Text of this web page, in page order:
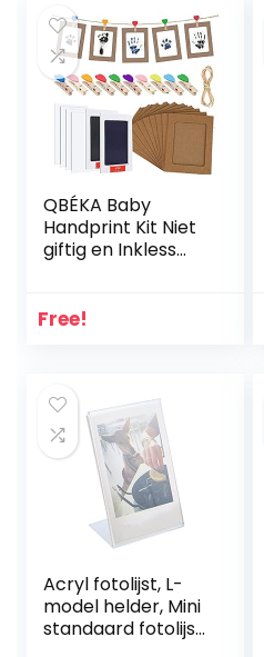
QBÉKA Baby
Handprint Kit Niet
giftig en Inkless
Kids Keepsake
Free!
Acryl fotolijst, L-
model helder, Mini
standaard fotolijst,